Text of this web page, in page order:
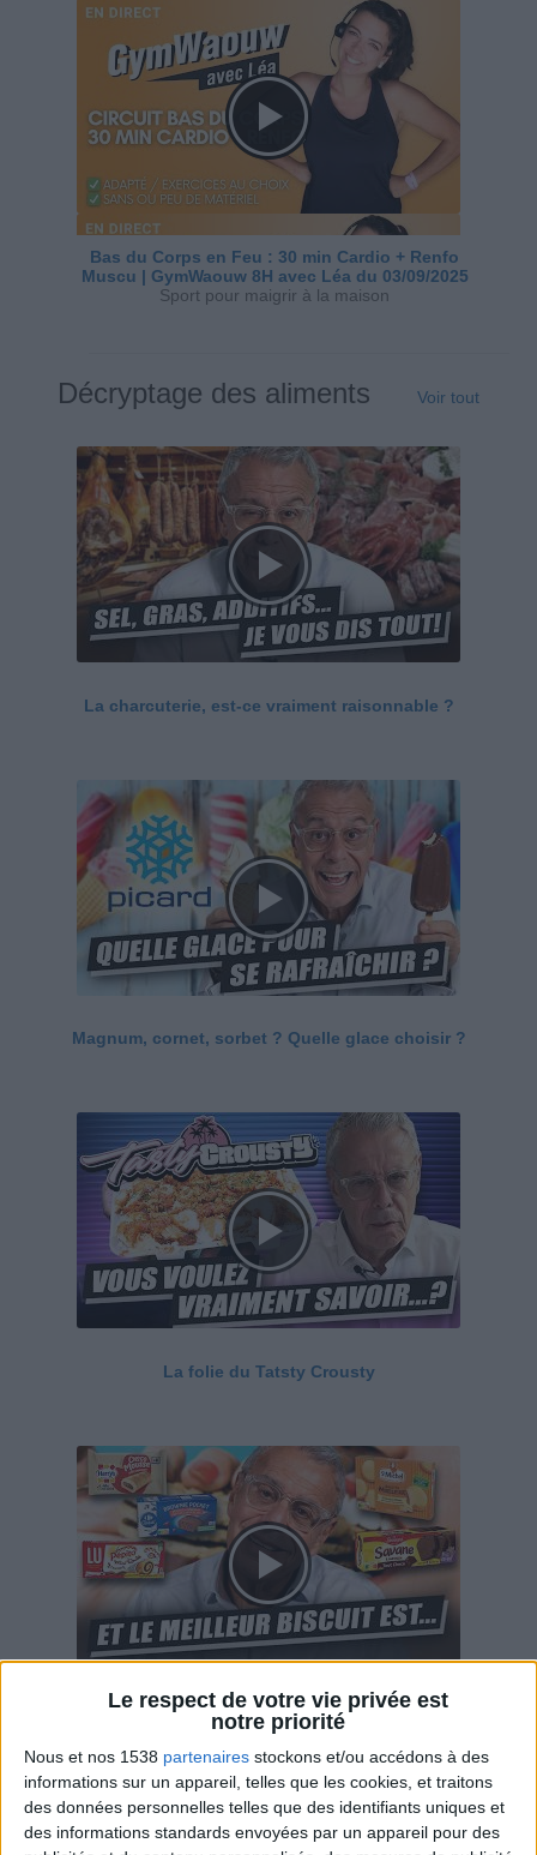
Le respect de votre vie privée est
notre priorité
Nous et nos 1538 partenaires stockons et/ou accédons à des
informations sur un appareil, telles que les cookies, et traitons
des données personnelles telles que des identifiants uniques et
des informations standards envoyées par un appareil pour des
Bas du Corps en Feu : 30 min Cardio + Renfo
Muscu | GymWaouw 8H avec Léa du 03/09/2025
Sport pour maigrir à la maison
Décryptage des aliments Voir tout
La charcuterie, est-ce vraiment raisonnable ?
Magnum, cornet, sorbet ? Quelle glace choisir ?
La folie du Tatsty Crousty
Savane, LU, Pepito, Harrys... Que valent vraiment
ces gâteaux ?
Webinaires en direct Voir tout